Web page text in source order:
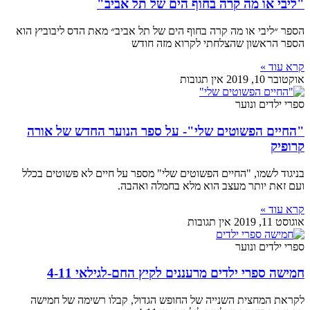
"ליבי או מה קרה בחוף הים של תל אביב"
הספר ״ליבי או מה קרה בחוף הים של תל אביב״ מאת הדס ליבוביץ הוא
הספר הראשון שהצלחתי לקרוא מזה חודש
קרא עוד »
אוקטובר 10, 2019
אין תגובות
ספרי ילדים ונוער
"החיים הפשוטים שלי"- על ספר הנוער החדש של אורה
קרופיק
בניגוד לשמו, "החיים הפשוטים שלי" מספר על חיים לא פשוטים בכלל
ועם זאת יותר מעצב הוא מלא בחמלה ואהבה.
קרא עוד »
אוגוסט 11, 2019
אין תגובות
ספרי ילדים ונוער
חמישה ספרי ילדים מרעננים לקיץ החם-לגילאי 4-11
לקראת המחצית השנייה של החופש הגדול, קבלו רשימה של חמישה